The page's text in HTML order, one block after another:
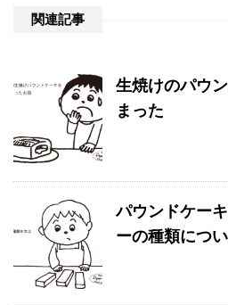
関連記事
生焼けのパウ
まった
パウンドケー
ーの種類につ